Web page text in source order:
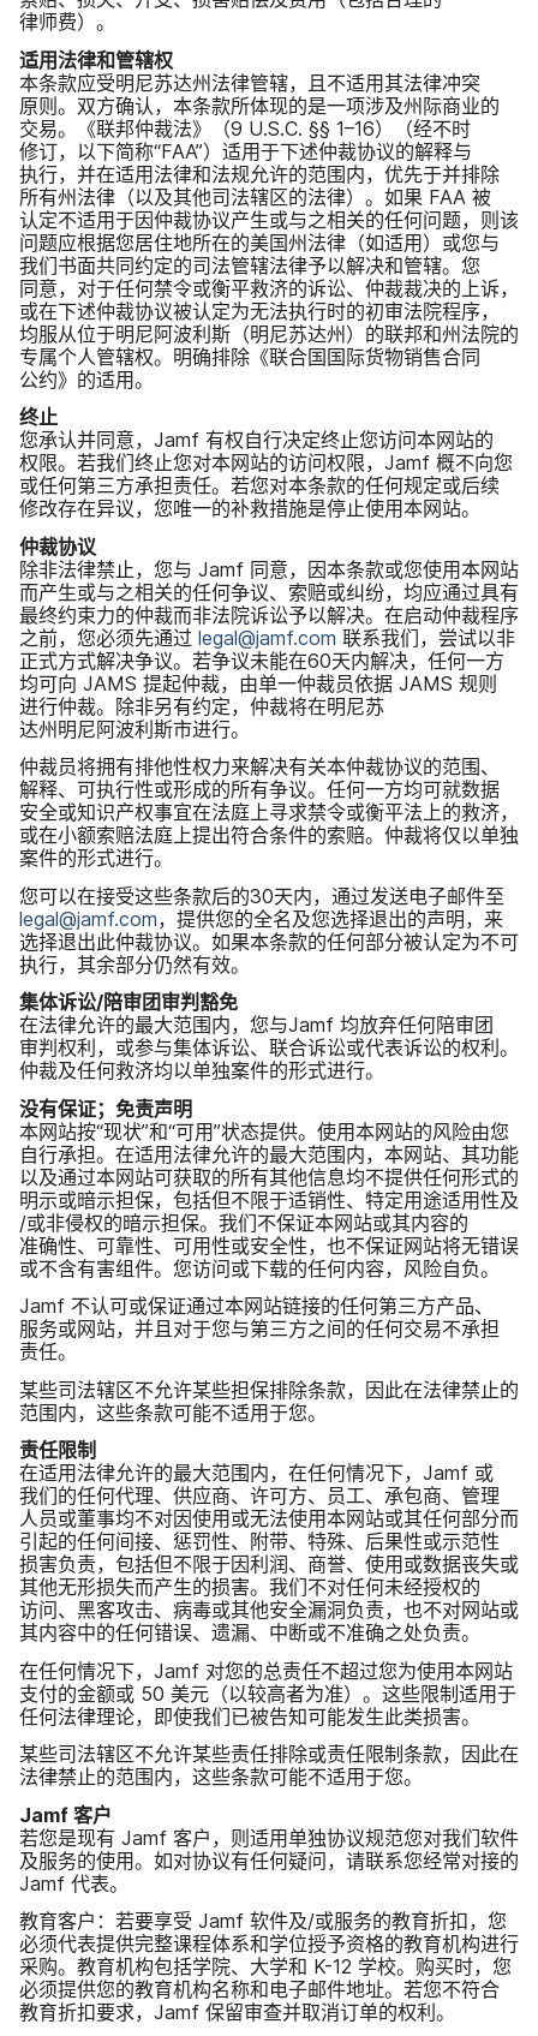
律师费）。
适用​法律​和​管辖权
本​条款​应​受明尼苏​达州​法律​管辖，​且​不​适用​其​法律​冲突​
原则。​双方​确认，​本​条款​所​体现​的​是​一​项​涉及​州际​商业​的​
交易。​《联邦​仲​裁法》​（9 U.S.C. §§ 1–16）​（经不​时​
修订，​以下​简称​“FAA”）​适用​于​下述​仲裁​协议​的​解释​与​
执行，​并​在​适用​法律​和​法规允许​的​范围​内，​优先​于​并排除​
所有州​法律​（以及​其他​司法​辖区​的​法律）。​如果 FAA 被​
认定​不​适用于​因仲裁​协议​产生​或​与​之​相关​的​任何​问题，​则​该​
问题​应根据​您​居住地​所​在​的​美国​州​法律​（如适用）​或​您​与​
我们​书面​共同​约定​的​司法​管辖​法律​予​以​解决​和​管辖。​您​
同意，​对于​任何​禁令​或衡平​救济​的​诉讼、​仲裁​裁决​的​上诉，​
或​在下述​仲裁​协议​被​认定​为​无法​执行时​的​初审​法院​程序，​
均服​从​位于​明尼阿波利斯​（明尼苏​达州）​的​联邦​和​州​法院​的​
专属​个​人​管​辖权。​明确​排​除​《联合国​国际​货物​销售​合同​
公约》​的​适用。
终止
您​承认​并​同意， Jamf 有​权​自行​决定​终止​您​访问​本​网站​的​
权限。​若​我们​终止​您​对​本​网站​的​访问​权限， Jamf 概​不​向​您​
或​任何​第三​方​承担​责任。​若​您​对​本​条款​的​任何​规定​或​后续​
修改存​在​异议，​您​唯一​的​补救​措施​是​停止​使用​本​网站。
仲裁​协议
除​非​法律​禁止，​您​与 Jamf 同意，​因本​条款​或​您​使用​本​网站​
而​产生​或​与​之​相关​的​任何​争议、​索赔​或​纠纷，​均应​通过​具有​
最​终约​束力​的​仲裁​而​非法院​诉讼予​以​解决。​在​启动​仲裁​程序​
之前，​您​必须​先​通过 legal@jamf.com 联系​我们，​尝试​以​非​
正式​方式​解决​争议。​若争议​未​能​在60天​内​解决，​任何​一​方​
均​可​向 JAMS 提起​仲裁，​由​单​一​仲​裁员​依据 JAMS 规则​
进行​仲裁。​除非另​有​约定，​仲裁​将​在​明尼苏​
达州明尼阿波利斯市​进行。
仲​裁员​将​拥有​排​他​性权力​来​解决​有关​本​仲裁​协议​的​范围、​
解释、​可​执行性​或​形成​的​所有​争议。​任何​一​方​均​可​就​数​据​
安全​或​知识产权​事宜​在​法庭​上​寻求​禁令​或衡平法​上​的​救济，​
或​在​小额​索赔​法庭​上​提出​符合​条件​的​索赔。​仲裁​将​仅​以​单独​
案件​的​形式​进行。
您​可以​在​接受​这些​条款​后​的30天内，​通过​发送​电子​邮件​至
legal@jamf.com，​提供​您​的​全名​及​您​选择​退出​的​声明，​来​
选择​退​出此​仲裁​协议。​如果​本​条款​的​任何​部分​被​认定​为​不​可​
执行，​其余​部分​仍然​有效。
集体​诉讼​/陪​审团​审判​豁免
在​法律​允许​的​最大​范围内，​您​与Jamf 均放​弃​任何​陪审团​
审判​权利，​或​参与​集体​诉讼、​联合​诉讼​或​代表​诉讼​的​权利。​
仲裁​及​任何​救济​均​以​单独​案件​的​形式​进行。
没有​保证；​免责声明
本​网站​按​“现状”​和​“可用”​状态​提供。​使用​本​网站​的​风险​由​您​
自行​承担。​在​适用​法律​允许​的​最大​范围内，​本​网站、​其功​能​
以及​通过​本​网站​可​获取​的​所有​其他​信息​均​不​提供​任何​形式​的​
明示​或​暗示​担保，​包括​但​不限于​适销性、​特定​用途​适用性​及​
/​或​非侵权​的​暗示​担保。​我们​不​保证本​网站​或​其​内容​的​
准确性、​可靠性、​可用性​或​安全性，​也​不​保证​网站​将​无错误​
或​不含​有害​组件。​您​访问​或​下载​的​任何​内容，​风险​自负。
Jamf 不​认可​或​保证​通过​本​网站​链接​的​任何​第三​方​产品、​
服务​或​网站，​并且​对于​您​与​第三​方​之间​的​任何​交易​不​承担​
责任。
某些​司法​辖区​不​允许​某些​担保排除​条款，​因此​在​法律​禁止​的​
范围​内，​这些​条款​可能​不​适用​于​您。
责任​限制
在​适用​法律​允许​的​最大​范围内，​在​任何​情况​下， Jamf 或​
我们​的​任何​代理、​供​应商、​许​可方、​员工、​承​包商、​管理​
人员​或​董事均​不​对​因​使用​或​无法​使用​本​网站​或​其任何​部分​而​
引起​的​任何​间接、​惩罚性、​附带、​特殊、​后果性​或​示范性​
损害​负责，​包括​但​不限于​因利润、​商誉、​使用​或​数据​丧失​或​
其他​无形​损失​而​产生​的​损害。​我们​不​对​任何​未​经​授权​的​
访问、​黑客​攻击、​病毒​或​其他​安全​漏洞​负责，​也​不​对​网站​或​
其内容​中​的​任何​错误、​遗漏、​中断​或​不​准确​之​处​负责。
在​任何​情况​下， Jamf 对​您​的​总责任​不​超过​您​为​使用​本​网站​
支付​的​金额​或 50 美元​（以​较​高者​为准）。​这些​限制​适用​于​
任何​法律​理论，​即使​我们​已​被​告知​可能​发生​此​类​损害。
某些​司法​辖区​不​允许​某些​责任​排除​或​责任​限制​条款，​因此​在​
法律​禁止​的​范围​内，​这些​条款​可能​不​适用​于​您。
Jamf 客户
若​您​是​现​有 Jamf 客户，​则​适用​单独​协议​规范​您​对​我们​软件​
及​服务​的​使用。​如对​协议​有​任何​疑问，​请​联系​您​经常​对接​的
Jamf 代表。
教育​客户：​若要​享受 Jamf 软件​及​/​或​服务​的​教育​折扣，​您​
必须​代表​提供​完整​课程体系​和​学位​授予​资格​的​教育​机构​进行​
采购。​教育​机构​包括​学院、​大学​和 K-12 学校。​购买​时，​您​
必须​提供​您​的​教育​机构​名称​和​电子​邮件​地址。​若​您​不​符合​
教育​折扣​要求， Jamf 保留​审查​并​取消​订单​的​权利。